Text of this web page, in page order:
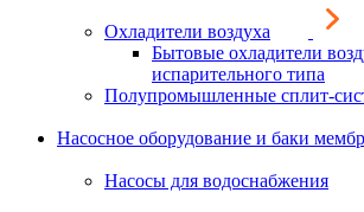
Охладители воздуха
Бытовые охладители
испарительного типа
Полупромышленные сплит-
Насосное оборудование и баки
Насосы для водоснабжения